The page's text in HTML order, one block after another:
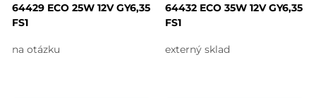
64429 ECO 25W 12V GY6,35
FS1
na otázku
64432 ECO 35W 12V GY6,35
FS1
externý sklad